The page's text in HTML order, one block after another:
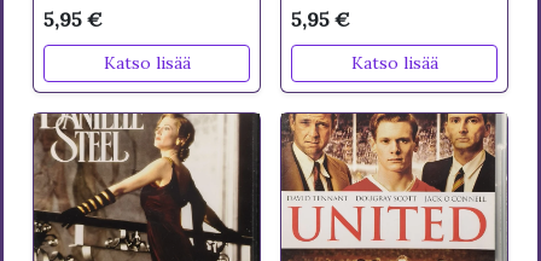
5,95 €
Katso lisää
5,95 €
Katso lisää